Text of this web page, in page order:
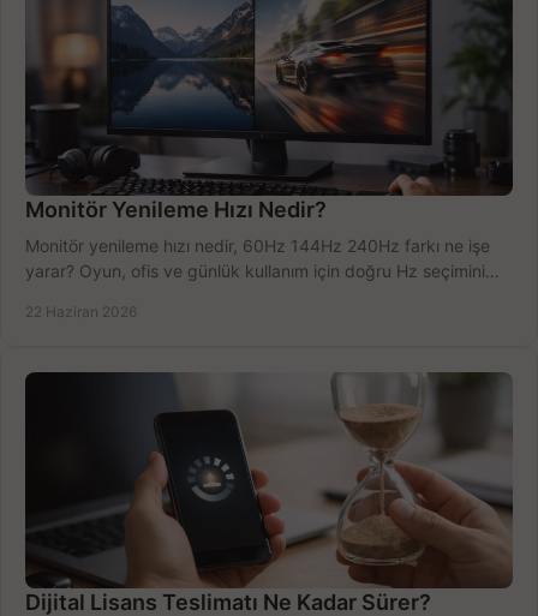
Monitör Yenileme Hızı Nedir?
Monitör yenileme hızı nedir, 60Hz 144Hz 240Hz farkı ne işe
yarar? Oyun, ofis ve günlük kullanım için doğru Hz seçimini
22 Haziran 2026
Dijital Lisans Teslimatı Ne Kadar Sürer?